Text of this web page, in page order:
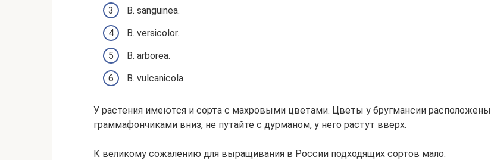
B. sanguinea.
B. versicolor.
B. arborea.
B. vulcanicola.
У растения имеются и сорта с махровыми цветами. Цветы у бругмансии расположены
граммафончиками вниз, не путайте с дурманом, у него растут вверх.
К великому сожалению для выращивания в России подходящих сортов мало.